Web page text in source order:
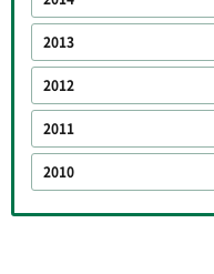
2013
2012
2011
2010